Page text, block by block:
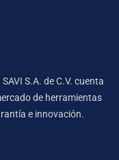
S.A. de C.V. cuenta
de herramientas
e innovación.